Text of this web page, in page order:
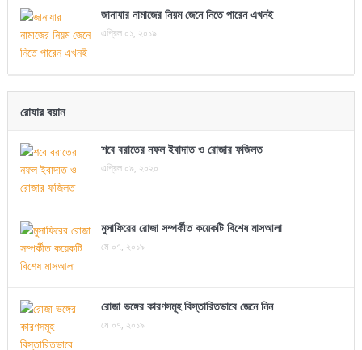
জানাযার নামাজের নিয়ম জেনে নিতে পারেন এখনই
এপ্রিল ০১, ২০১৯
রোযার বয়ান
শবে বরাতের নফল ইবাদাত ও রোজার ফজিলত
এপ্রিল ০৯, ২০২০
মুসাফিরের রোজা সম্পর্কীত কয়েকটি বিশেষ মাসআলা
মে ০৭, ২০১৯
রোজা ভঙ্গের কারণসমূহ বিস্তারিতভাবে জেনে নিন
মে ০৭, ২০১৯